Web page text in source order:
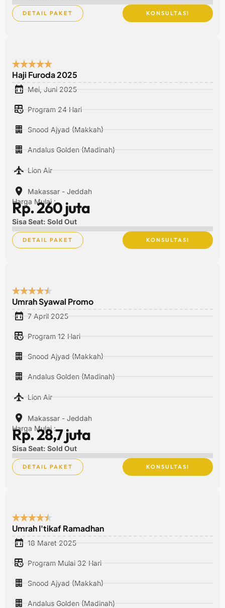
DETAIL PAKET KONSULTASI
Haji Furoda 2025
Mei, Juni 2025
Program 24 Hari
Snood Ajyad (Makkah)
Andalus Golden (Madinah)
Lion Air
Makassar - Jeddah
Harga Mulai :
Rp. 260 juta
Sisa Seat: Sold Out
DETAIL PAKET KONSULTASI
Umrah Syawal Promo
7 April 2025
Program 12 Hari
Snood Ajyad (Makkah)
Andalus Golden (Madinah)
Lion Air
Makassar - Jeddah
Harga Mulai :
Rp. 28,7 juta
Sisa Seat: Sold Out
DETAIL PAKET KONSULTASI
Umrah I'tikaf Ramadhan
18 Maret 2025
Program Mulai 32 Hari
Snood Ajyad (Makkah)
Andalus Golden (Madinah)